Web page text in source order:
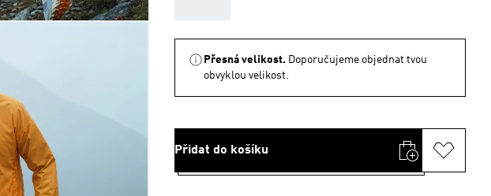
Přesná velikost. Doporučujeme objednat tvou
obvyklou velikost.
Přidat do košíku